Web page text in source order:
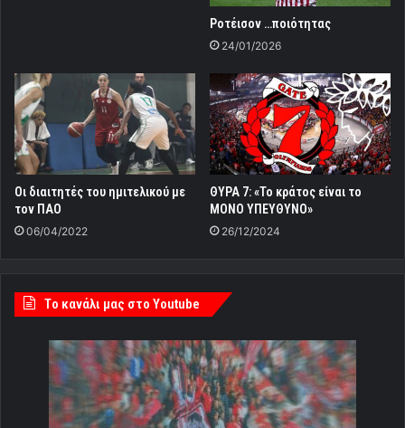
Ροτέισον …ποιότητας
24/01/2026
Οι διαιτητές του ημιτελικού με
τον ΠΑΟ
06/04/2022
ΘΥΡΑ 7: «Το κράτος είναι το
ΜΟΝΟ ΥΠΕΥΘΥΝΟ»
26/12/2024
Tο κανάλι μας στο Youtube